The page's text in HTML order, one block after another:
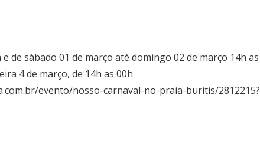
de sábado 01 de março até domingo 02 de março 14h as
4 de março, de 14h as 00h
evento/nosso-carnaval-no-praia-buritis/2812215?